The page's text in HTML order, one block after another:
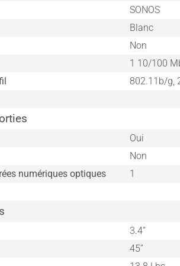
SONOS
Blanc
Non
1 10/100
802.11b/g,
Oui
Non
numériques optiques
1
3.4”
45”